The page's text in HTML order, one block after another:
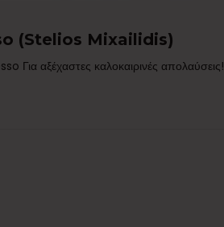
(Stelios Mixailidis)
Για αξέχαστες καλοκαιρινές απολαύσεις!